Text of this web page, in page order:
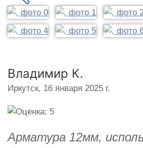
Владимир К.
Иркутск, 16 января 2025 г.
Арматура 12мм,